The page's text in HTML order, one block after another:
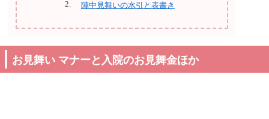
陣中見舞いの水引と表書き
お見舞い マナーと入院のお見舞金ほか